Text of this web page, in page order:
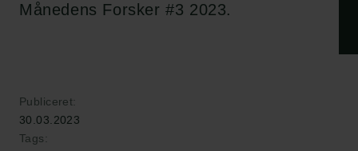
Månedens Forsker #3 2023.
Publiceret:
30.03.2023
Tags: